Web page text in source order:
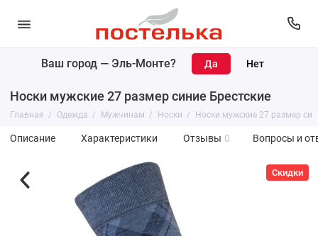
Ваш город — Эль-Монте?
Носки мужские 27 размер синие Брестские
Главная Одежда Мужчинам Носки Носки мужские 27 размер
Описание Характеристики Отзывы 0 Вопросы и
Скидки